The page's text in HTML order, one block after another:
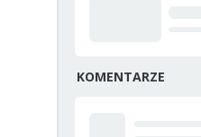
KOMENTARZE